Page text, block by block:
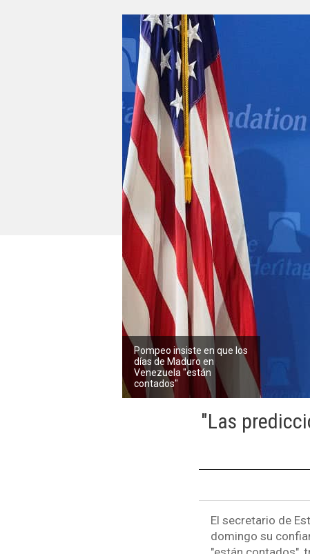
Pompeo insiste en que los
días de Maduro en
Venezuela "están
contados"
"Las
El secretario de
domingo su